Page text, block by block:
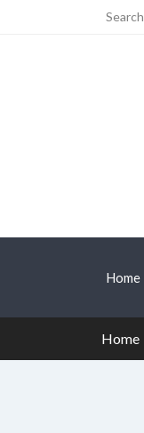
Search
Home
Home